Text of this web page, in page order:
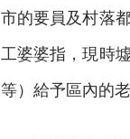
市的要員及村落
工婆婆指，現時
等）給予區內的老